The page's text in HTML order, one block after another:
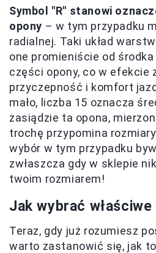
Symbol "R" stanowi
opony – w tym przypadku
radialnej. Taki układ
one promieniście od
części opony, co w efekcie
przyczepność i komfort
mało, liczba 15 oznacza
zasiądzie ta opona,
trochę przypomina
wybór w tym przypadku
zwłaszcza gdy w sklepie
twoim rozmiarem!
Jak wybrać właściwe
Teraz, gdy już rozumiesz
warto zastanowić się, jak